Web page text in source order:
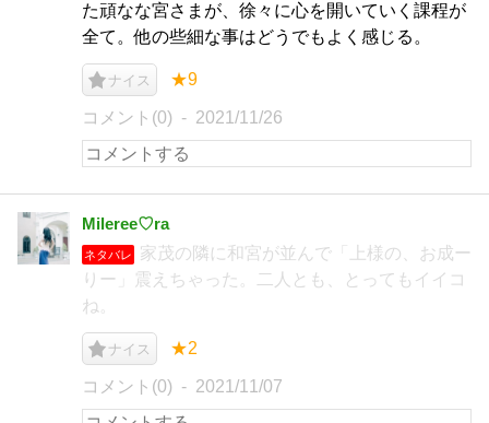
た頑なな宮さまが、徐々に心を開いていく課程が
全て。他の些細な事はどうでもよく感じる。
ナイス ★9
コメント(0) 2021/11/26
Mileree♡ra
ネタバレ
家茂の隣に和宮が並んで「上様の、お成ー
りー」震えちゃった。二人とも、とってもイイコ
ね。
ナイス ★2
コメント(0) 2021/11/07